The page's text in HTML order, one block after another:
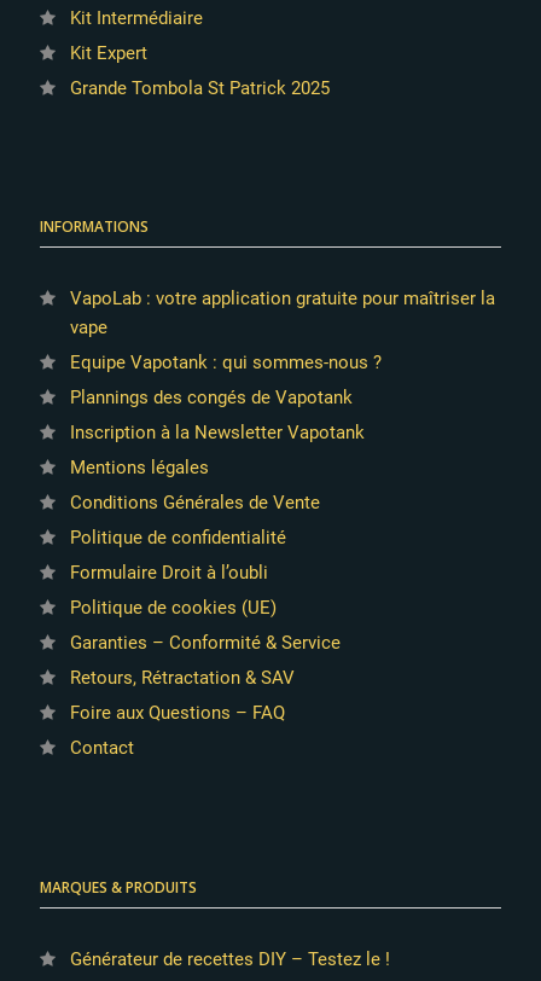
Kit Intermédiaire
Kit Expert
Grande Tombola St Patrick 2025
INFORMATIONS
VapoLab : votre application gratuite pour maîtriser la
vape
Equipe Vapotank : qui sommes-nous ?
Plannings des congés de Vapotank
Inscription à la Newsletter Vapotank
Mentions légales
Conditions Générales de Vente
Politique de confidentialité
Formulaire Droit à l’oubli
Politique de cookies (UE)
Garanties – Conformité & Service
Retours, Rétractation & SAV
Foire aux Questions – FAQ
Contact
MARQUES & PRODUITS
Générateur de recettes DIY – Testez le !